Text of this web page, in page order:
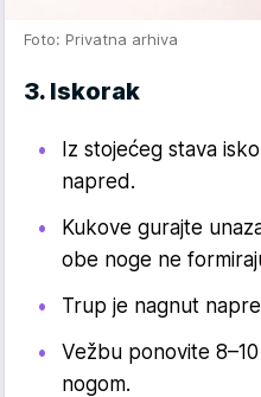
Foto: Privatna arhiva
3. Iskorak
Iz stojećeg stava
napred.
Kukove gurajte
obe noge ne
Trup je nagnut
Vežbu ponovite
nogom.